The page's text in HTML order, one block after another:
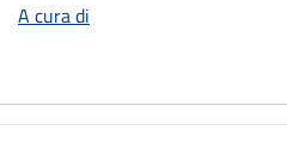
A cura di